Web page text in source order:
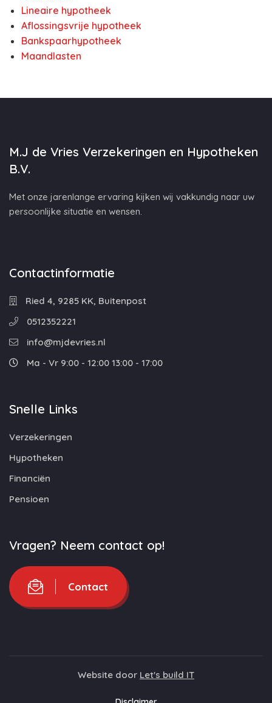
Lineaire hypotheek
Aflossingsvrije hypotheek
Bankspaarhypotheek
Maandlasten
M.J de Vries Verzekeringen en Hypotheken
B.V.
Met onze jarenlange ervaring kijken wij vakkundig naar uw
persoonlijke situatie en wensen.
Contactinformatie
Ried 4, 9285 KK, Buitenpost
0512352221
info@mjdevries.nl
Ma - Vr 9:00 - 12:00 13:00 - 17:00
Snelle Links
Verzekeringen
Hypotheken
Financiën
Pensioen
Vragen? Neem contact op!
Contact
Website door Let's build IT